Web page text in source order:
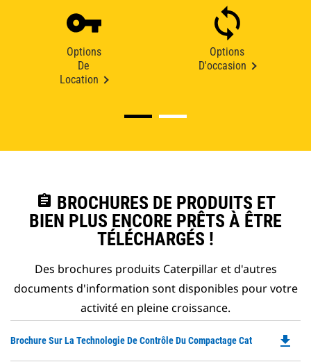
Options
De
Location
Options
D'occasion
assignment BROCHURES DE PRODUITS ET
BIEN PLUS ENCORE PRÊTS À ÊTRE
TÉLÉCHARGÉS !
Des brochures produits Caterpillar et d'autres
documents d'information sont disponibles pour votre
activité en pleine croissance.
Brochure Sur La Technologie De Contrôle Du Compactage Cat file_download